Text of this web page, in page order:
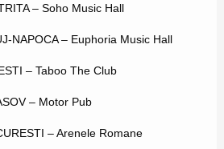
– Soho Music Hall
NAPOCA – Euphoria Music Hall
– Taboo The Club
– Motor Pub
– Arenele Romane